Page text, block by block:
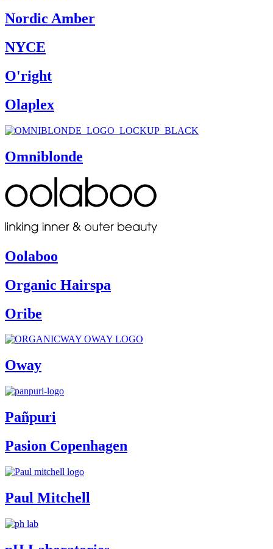
Nordic Amber
NYCE
O'right
Olaplex
Omniblonde
Oolaboo
Organic Hairspa
Oribe
Oway
Pañpuri
Pasion Copenhagen
Paul Mitchell